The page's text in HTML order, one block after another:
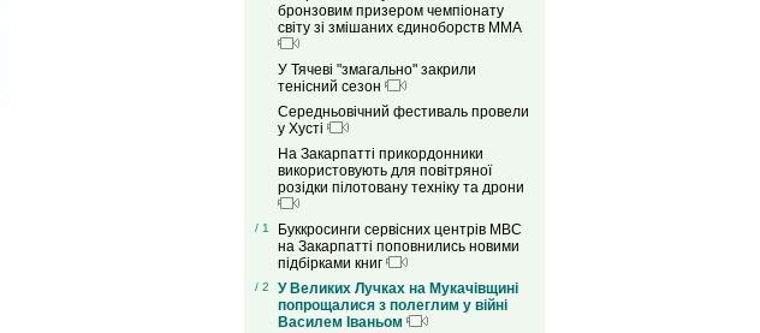
бронзовим призером чемпіонату
світу зі змішаних єдиноборств ММА
У Тячеві "змагально" закрили
тенісний сезон
Середньовічний фестиваль провели
у Хусті
На Закарпатті прикордонники
використовують для повітряної
розідки пілотовану техніку та дрони
/ 1
Буккросинги сервісних центрів МВС
на Закарпатті поповнились новими
підбірками книг
/ 2
У Великих Лучках на Мукачівщині
попрощалися з полеглим у війні
Василем Іваньом